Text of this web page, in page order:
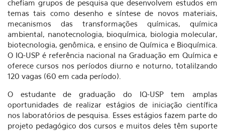
chefiam grupos de pesquisa que desenvolvem estudos em
temas tais como desenho e síntese de novos materiais,
mecanismos das transformações químicas, química
ambiental, nanotecnologia, bioquímica, biologia molecular,
biotecnologia, genômica, e ensino de Química e Bioquímica.
O IQ-USP é referência nacional na Graduação em Química e
oferece cursos nos períodos diurno e noturno, totalilzando
120 vagas (60 em cada período).
O estudante de graduação do IQ-USP tem amplas
oportunidades de realizar estágios de iniciação científica
nos laboratórios de pesquisa. Esses estágios fazem parte do
projeto pedagógico dos cursos e muitos deles têm suporte